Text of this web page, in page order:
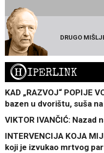
DRUGO
HIPERLINK
KAD „RAZVOJ“ POPIJE
bazen u dvorištu, suša
VIKTOR IVANČIĆ: Nazad
INTERVENCIJA KOJA
koji je izvukao mrtvog